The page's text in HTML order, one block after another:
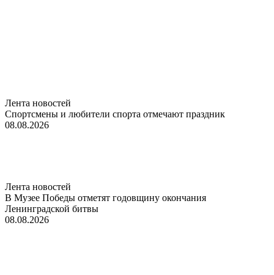
Лента новостей
Спортсмены и любители спорта отмечают праздник
08.08.2026
Лента новостей
В Музее Победы отметят годовщину окончания
Ленинградской битвы
08.08.2026